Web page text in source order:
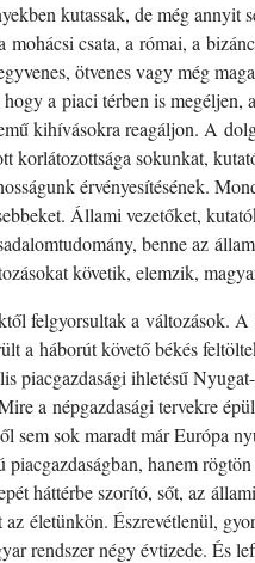
kutassak, de még
mohácsi csata, a római, a
ötvenes vagy még
a piaci térben is megéljen,
kihívásokra reagáljon. A
korlátozottsága sokunkat,
érvényesítésének.
Állami vezetőket,
benne az
követik, elemzik,
felgyorsultak a változások.
a háborút követő békés
piacgazdasági ihletésű
a népgazdasági tervekre
sem sok maradt már Európa
piacgazdaságban, hanem
háttérbe szorító, sőt, az
életünkön. Észrevétlenül,
rendszer négy évtizede. És